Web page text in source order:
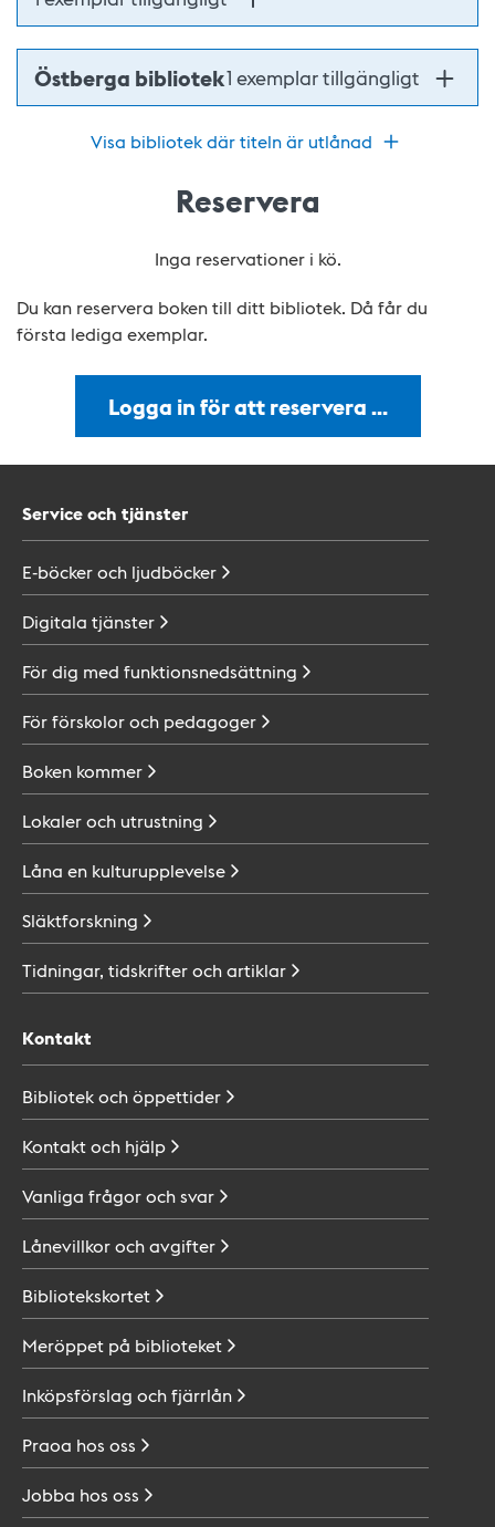
Östberga bibliotek1 exemplar tillgängligt
Visa bibliotek där titeln är utlånad
Reservera
Inga reservationer i kö.
Du kan reservera boken till ditt bibliotek. Då får du
första lediga exemplar.
Logga in för att reservera …
Service och tjänster
E-böcker och ljudböcker
Digitala tjänster
För dig med funktionsnedsättning
För förskolor och pedagoger
Boken kommer
Lokaler och utrustning
Låna en kulturupplevelse
Släktforskning
Tidningar, tidskrifter ochartiklar
Kontakt
Bibliotek ochöppettider
Kontakt och hjälp
Vanliga frågor ochsvar
Lånevillkor ochavgifter
Bibliotekskortet
Meröppet på biblioteket
Inköpsförslag ochfjärrlån
Praoa hos oss
Jobba hos oss